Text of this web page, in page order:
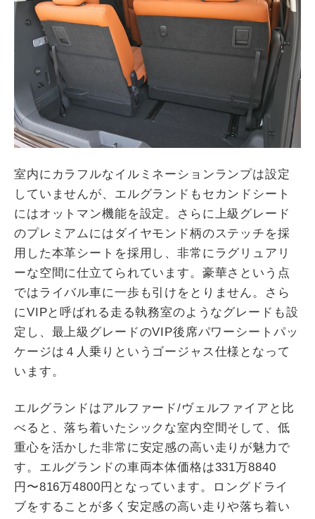
室内にカラフルなイルミネーションランプは設定
していませんが、エルグランドもセカンドシート
にはオットマン機能を設定。さらに上級グレード
のプレミアムにはダイヤモンド柄のステッチを採
用した本革シートを採用し、非常にラグリュアリ
ーな空間に仕立てられています。豪華さという点
ではライバル車に一歩も引けをとりません。さら
にVIPと呼ばれる走る執務室のようなグレードも設
定し、最上級グレードのVIP後席パワーシートパッ
ケージは４人乗りというゴージャス仕様となって
います。
エルグランドはアルファード/ヴェルファイアと比
べると、落ち着いたシックな室内空間そして、低
重心を活かした非常に安定感の高い走りが魅力で
す。エルグランドの車両本体価格は331万8840
円〜816万4800円となっています。ロングドライ
ブをすることが多く安定感の高い走りや落ち着い